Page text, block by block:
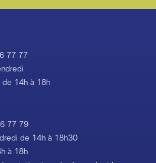
77 77
14h à 18h
77 79
de 14h à 18h30
à 18h